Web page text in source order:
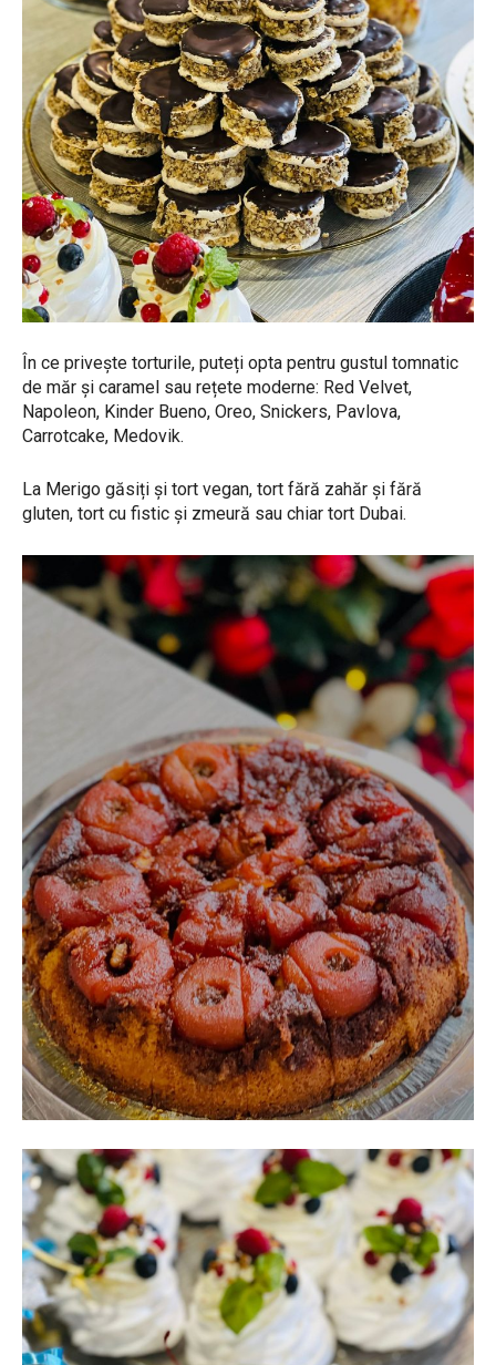
În ce privește torturile, puteți opta pentru gustul tomnatic
de măr și caramel sau rețete moderne: Red Velvet,
Napoleon, Kinder Bueno, Oreo, Snickers, Pavlova,
Carrotcake, Medovik.
La Merigo găsiți și tort vegan, tort fără zahăr și fără
gluten, tort cu fistic și zmeură sau chiar tort Dubai.